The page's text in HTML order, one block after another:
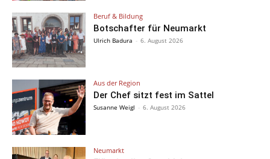
Beruf & Bildung
Botschafter für Neumarkt
Ulrich Badura - 6. August 2026
Aus der Region
Der Chef sitzt fest im Sattel
Susanne Weigl - 6. August 2026
Neumarkt